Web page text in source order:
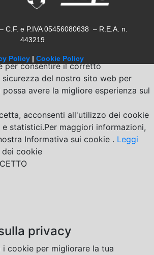
e P.IVA 05456080638 – R.E.A. n.
443219
Policy | Cookie Policy
per consentire il corretto
del nostro sito web per
avere la migliore esperienza sul
acconsenti all'utilizzo dei cookie
statistici.Per maggiori informazioni,
Informativa sui cookie . Leggi
dei cookie
privacy
cookie per migliorare la tua